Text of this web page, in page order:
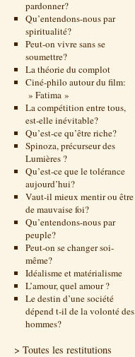
pardonner?
Qu’entendons-nous par
spiritualité?
Peut-on vivre sans se
soumettre?
La théorie du complot
Ciné-philo autour du film:
» Fatima »
La compétition entre tous,
est-elle inévitable?
Qu’est-ce qu’être riche?
Spinoza, précurseur des
Lumières ?
Qu’est-ce que le tolérance
aujourd’hui?
Vaut-il mieux mentir ou être
de mauvaise foi?
Qu’entendons-nous par
peuple?
Peut-on se changer soi-
même?
Idéalisme et matérialisme
L’amour, quel amour ?
Le destin d’une société
dépend t-il de la volonté des
hommes?
> Toutes les restitutions